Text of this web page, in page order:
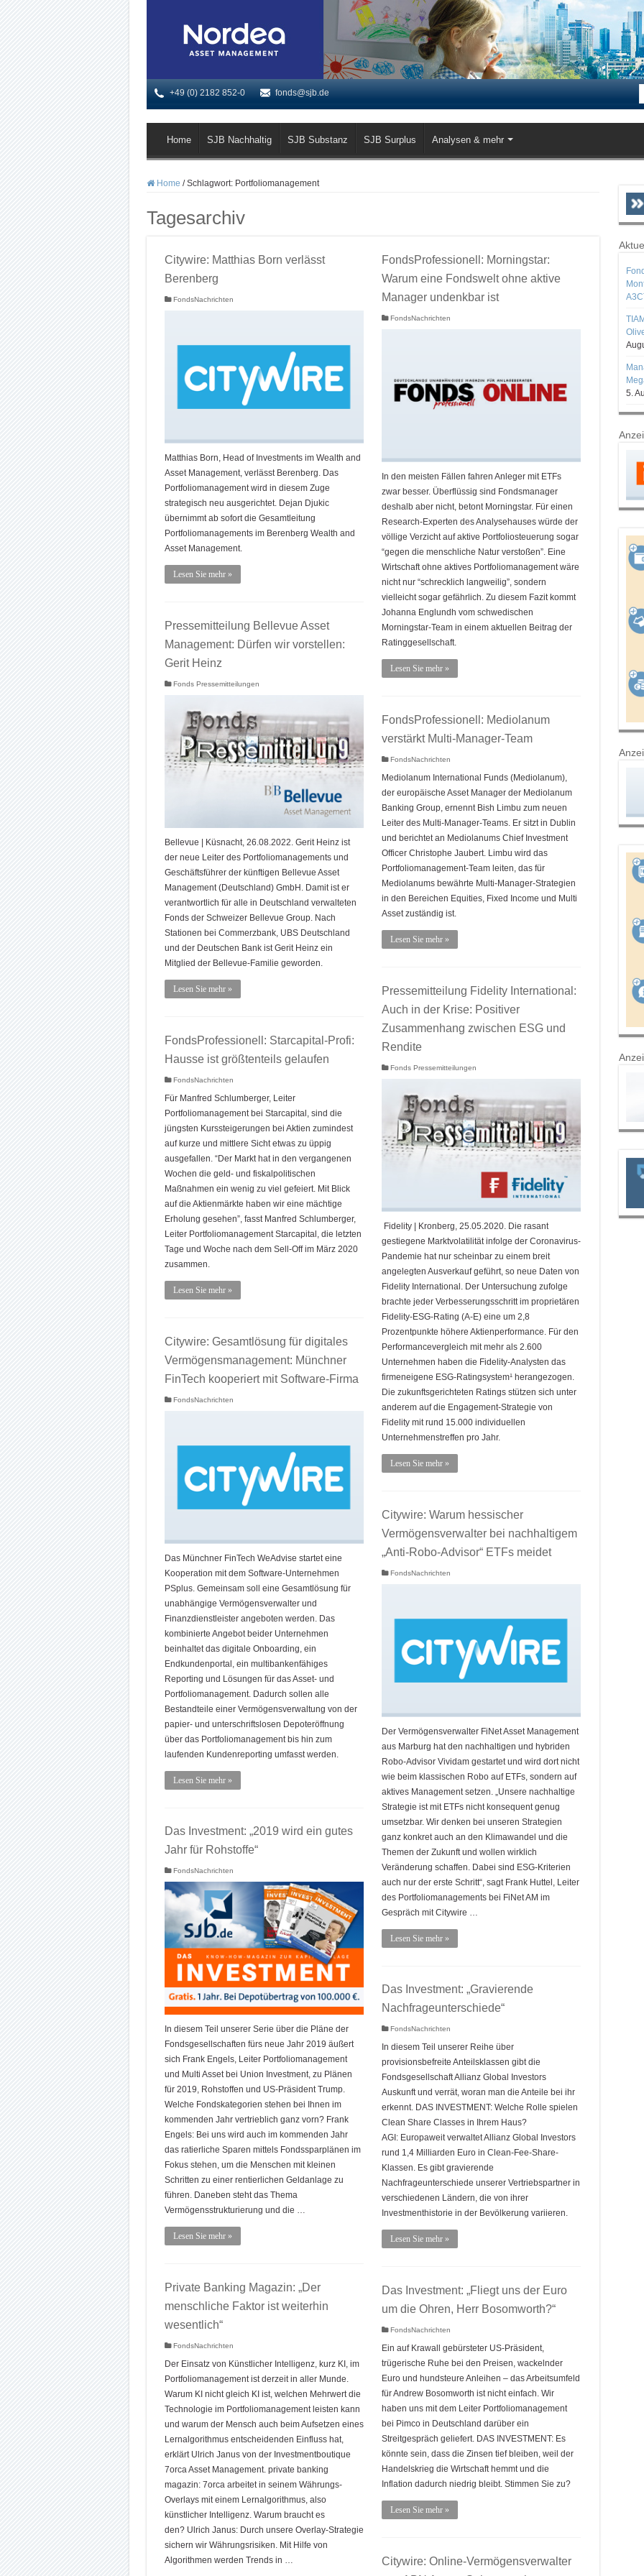
+49 (0) 2182 852-0 fonds@sjb.de
Home SJB Nachhaltig SJB Substanz SJB Surplus Analysen & mehr
Home / Schlagwort: Portfoliomanagement
Tagesarchiv
Citywire: Matthias Born verlässt
Berenberg
FondsNachrichten
Matthias Born, Head of Investments im Wealth and
Asset Management, verlässt Berenberg. Das
Portfoliomanagement wird in diesem Zuge
strategisch neu ausgerichtet. Dejan Djukic
übernimmt ab sofort die Gesamtleitung
Portfoliomanagements im Berenberg Wealth and
Asset Management.
Lesen Sie mehr »
FondsProfessionell: Morningstar:
Warum eine Fondswelt ohne aktive
Manager undenkbar ist
FondsNachrichten
In den meisten Fällen fahren Anleger mit ETFs
zwar besser. Überflüssig sind Fondsmanager
deshalb aber nicht, betont Morningstar. Für einen
Research-Experten des Analysehauses würde der
völlige Verzicht auf aktive Portfoliosteuerung sogar
“gegen die menschliche Natur verstoßen”. Eine
Wirtschaft ohne aktives Portfoliomanagement wäre
nicht nur “schrecklich langweilig”, sondern
vielleicht sogar gefährlich. Zu diesem Fazit kommt
Johanna Englundh vom schwedischen
Morningstar-Team in einem aktuellen Beitrag der
Ratinggesellschaft.
Lesen Sie mehr »
Pressemitteilung Bellevue Asset
Management: Dürfen wir vorstellen:
Gerit Heinz
Fonds Pressemitteilungen
Bellevue | Küsnacht, 26.08.2022. Gerit Heinz ist
der neue Leiter des Portfoliomanagements und
Geschäftsführer der künftigen Bellevue Asset
Management (Deutschland) GmbH. Damit ist er
verantwortlich für alle in Deutschland verwalteten
Fonds der Schweizer Bellevue Group. Nach
Stationen bei Commerzbank, UBS Deutschland
und der Deutschen Bank ist Gerit Heinz ein
Mitglied der Bellevue-Familie geworden.
Lesen Sie mehr »
FondsProfessionell: Mediolanum
verstärkt Multi-Manager-Team
FondsNachrichten
Mediolanum International Funds (Mediolanum),
der europäische Asset Manager der Mediolanum
Banking Group, ernennt Bish Limbu zum neuen
Leiter des Multi-Manager-Teams. Er sitzt in Dublin
und berichtet an Mediolanums Chief Investment
Officer Christophe Jaubert. Limbu wird das
Portfoliomanagement-Team leiten, das für
Mediolanums bewährte Multi-Manager-Strategien
in den Bereichen Equities, Fixed Income und Multi
Asset zuständig ist.
Lesen Sie mehr »
Pressemitteilung Fidelity International:
Auch in der Krise: Positiver
Zusammenhang zwischen ESG und
Rendite
Fonds Pressemitteilungen
Fidelity | Kronberg, 25.05.2020. Die rasant
gestiegene Marktvolatilität infolge der Coronavirus-
Pandemie hat nur scheinbar zu einem breit
angelegten Ausverkauf geführt, so neue Daten von
Fidelity International. Der Untersuchung zufolge
brachte jeder Verbesserungsschritt im proprietären
Fidelity-ESG-Rating (A-E) eine um 2,8
Prozentpunkte höhere Aktienperformance. Für den
Performancevergleich mit mehr als 2.600
Unternehmen haben die Fidelity-Analysten das
firmeneigene ESG-Ratingsystem¹ herangezogen.
Die zukunftsgerichteten Ratings stützen sich unter
anderem auf die Engagement-Strategie von
Fidelity mit rund 15.000 individuellen
Unternehmenstreffen pro Jahr.
Lesen Sie mehr »
FondsProfessionell: Starcapital-Profi:
Hausse ist größtenteils gelaufen
FondsNachrichten
Für Manfred Schlumberger, Leiter
Portfoliomanagement bei Starcapital, sind die
jüngsten Kurssteigerungen bei Aktien zumindest
auf kurze und mittlere Sicht etwas zu üppig
ausgefallen. “Der Markt hat in den vergangenen
Wochen die geld- und fiskalpolitischen
Maßnahmen ein wenig zu viel gefeiert. Mit Blick
auf die Aktienmärkte haben wir eine mächtige
Erholung gesehen”, fasst Manfred Schlumberger,
Leiter Portfoliomanagement Starcapital, die letzten
Tage und Woche nach dem Sell-Off im März 2020
zusammen.
Lesen Sie mehr »
Citywire: Gesamtlösung für digitales
Vermögensmanagement: Münchner
FinTech kooperiert mit Software-Firma
FondsNachrichten
Das Münchner FinTech WeAdvise startet eine
Kooperation mit dem Software-Unternehmen
PSplus. Gemeinsam soll eine Gesamtlösung für
unabhängige Vermögensverwalter und
Finanzdienstleister angeboten werden. Das
kombinierte Angebot beider Unternehmen
beinhaltet das digitale Onboarding, ein
Endkundenportal, ein multibankenfähiges
Reporting und Lösungen für das Asset- und
Portfoliomanagement. Dadurch sollen alle
Bestandteile einer Vermögensverwaltung von der
papier- und unterschriftslosen Depoteröffnung
über das Portfoliomanagement bis hin zum
laufenden Kundenreporting umfasst werden.
Lesen Sie mehr »
Citywire: Warum hessischer
Vermögensverwalter bei nachhaltigem
„Anti-Robo-Advisor“ ETFs meidet
FondsNachrichten
Der Vermögensverwalter FiNet Asset Management
aus Marburg hat den nachhaltigen und hybriden
Robo-Advisor Vividam gestartet und wird dort nicht
wie beim klassischen Robo auf ETFs, sondern auf
aktives Management setzen. „Unsere nachhaltige
Strategie ist mit ETFs nicht konsequent genug
umsetzbar. Wir denken bei unseren Strategien
ganz konkret auch an den Klimawandel und die
Themen der Zukunft und wollen wirklich
Veränderung schaffen. Dabei sind ESG-Kriterien
auch nur der erste Schritt“, sagt Frank Huttel, Leiter
des Portfoliomanagements bei FiNet AM im
Gespräch mit Citywire …
Lesen Sie mehr »
Das Investment: „2019 wird ein gutes
Jahr für Rohstoffe“
FondsNachrichten
In diesem Teil unserer Serie über die Pläne der
Fondsgesellschaften fürs neue Jahr 2019 äußert
sich Frank Engels, Leiter Portfoliomanagement
und Multi Asset bei Union Investment, zu Plänen
für 2019, Rohstoffen und US-Präsident Trump.
Welche Fondskategorien stehen bei Ihnen im
kommenden Jahr vertrieblich ganz vorn? Frank
Engels: Bei uns wird auch im kommenden Jahr
das ratierliche Sparen mittels Fondssparplänen im
Fokus stehen, um die Menschen mit kleinen
Schritten zu einer rentierlichen Geldanlage zu
führen. Daneben steht das Thema
Vermögensstrukturierung und die …
Lesen Sie mehr »
Das Investment: „Gravierende
Nachfrageunterschiede“
FondsNachrichten
In diesem Teil unserer Reihe über
provisionsbefreite Anteilsklassen gibt die
Fondsgesellschaft Allianz Global Investors
Auskunft und verrät, woran man die Anteile bei ihr
erkennt. DAS INVESTMENT: Welche Rolle spielen
Clean Share Classes in Ihrem Haus?
AGI: Europaweit verwaltet Allianz Global Investors
rund 1,4 Milliarden Euro in Clean-Fee-Share-
Klassen. Es gibt gravierende
Nachfrageunterschiede unserer Vertriebspartner in
verschiedenen Ländern, die von ihrer
Investmenthistorie in der Bevölkerung variieren.
Lesen Sie mehr »
Private Banking Magazin: „Der
menschliche Faktor ist weiterhin
wesentlich“
FondsNachrichten
Der Einsatz von Künstlicher Intelligenz, kurz KI, im
Portfoliomanagement ist derzeit in aller Munde.
Warum KI nicht gleich KI ist, welchen Mehrwert die
Technologie im Portfoliomanagement leisten kann
und warum der Mensch auch beim Aufsetzen eines
Lernalgorithmus entscheidenden Einfluss hat,
erklärt Ulrich Janus von der Investmentboutique
7orca Asset Management. private banking
magazin: 7orca arbeitet in seinem Währungs-
Overlays mit einem Lernalgorithmus, also
künstlicher Intelligenz. Warum braucht es
den? Ulrich Janus: Durch unsere Overlay-Strategie
sichern wir Währungsrisiken. Mit Hilfe von
Algorithmen werden Trends in …
Das Investment: „Fliegt uns der Euro
um die Ohren, Herr Bosomworth?“
FondsNachrichten
Ein auf Krawall gebürsteter US-Präsident,
trügerische Ruhe bei den Preisen, wackelnder
Euro und hundsteure Anleihen – das Arbeitsumfeld
für Andrew Bosomworth ist nicht einfach. Wir
haben uns mit dem Leiter Portfoliomanagement
bei Pimco in Deutschland darüber ein
Streitgespräch geliefert. DAS INVESTMENT: Es
könnte sein, dass die Zinsen tief bleiben, weil der
Handelskrieg die Wirtschaft hemmt und die
Inflation dadurch niedrig bleibt. Stimmen Sie zu?
Lesen Sie mehr »
Citywire: Online-Vermögensverwalter
5.